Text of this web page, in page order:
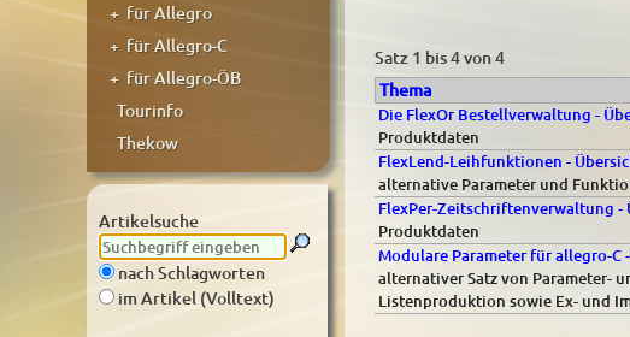
+ für Allegro
+ für Allegro-C
+ für Allegro-ÖB
Tourinfo
Thekow
Artikelsuche
nach Schlagworten
im Artikel (Volltext)
Satz 1 bis 4 von 4
Thema
Die FlexOr Bestellverwaltung -
Produktdaten
FlexLend-Leihfunktionen -
alternative Parameter und
FlexPer-Zeitschriftenverwaltung -
Produktdaten
Modulare Parameter für allegro-C
alternativer Satz von Parameter-
Listenproduktion sowie Ex- und